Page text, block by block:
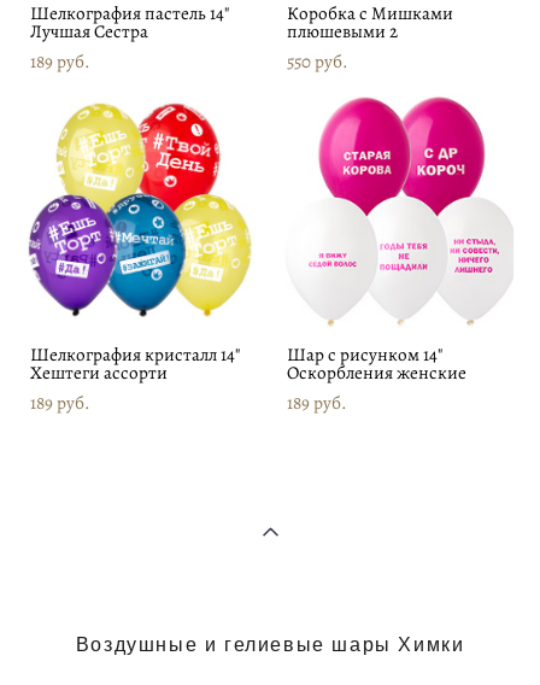
Шелкография пастель 14"
Лучшая Сестра
189 pуб.
Коробка с Мишками
плюшевыми 2
550 pуб.
Шелкография кристалл 14"
Хештеги ассорти
189 pуб.
Шар с рисунком 14"
Оскорбления женские
189 pуб.
Воздушные и гелиевые шары Химки